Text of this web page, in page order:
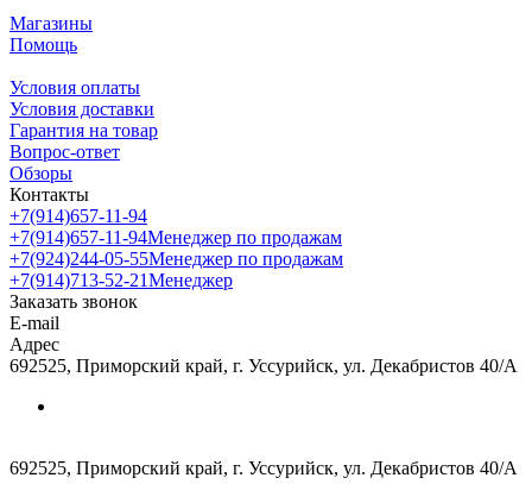
Магазины
Помощь
Условия оплаты
Условия доставки
Гарантия на товар
Вопрос-ответ
Обзоры
Контакты
+7(914)657-11-94
+7(914)657-11-94Менеджер по продажам
+7(924)244-05-55Менеджер по продажам
+7(914)713-52-21Менеджер
Заказать звонок
E-mail
Адрес
692525, Приморский край, г. Уссурийск, ул. Декабристов 40/А
692525, Приморский край, г. Уссурийск, ул. Декабристов 40/А